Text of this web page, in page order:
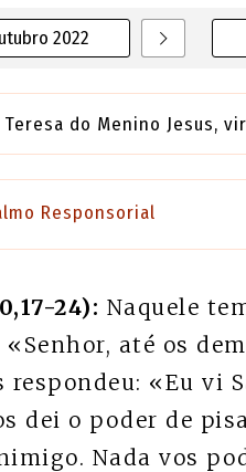
2022
Teresa do Menino Jesus,
Responsorial
24): Naquele
até os
respondeu: «Eu vi
dei o poder de
Nada vos